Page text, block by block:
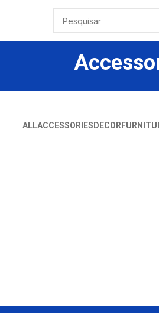
ALLACCESSORIES DECOR